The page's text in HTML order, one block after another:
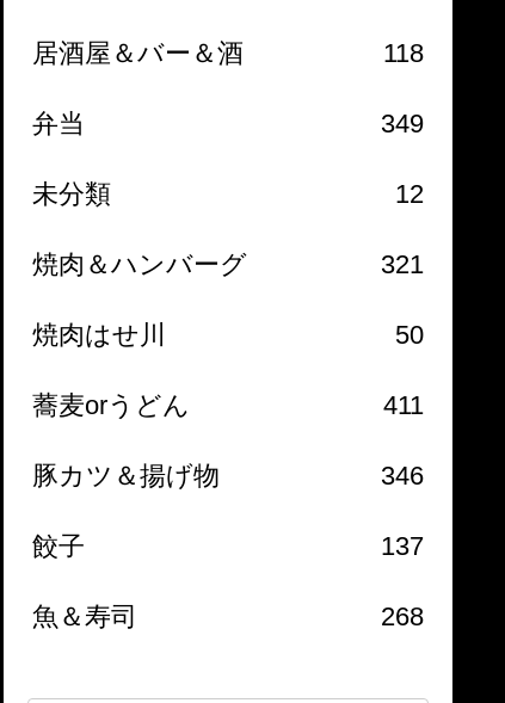
居酒屋＆バー＆酒 118
弁当 349
未分類 12
焼肉＆ハンバーグ 321
焼肉はせ川 50
蕎麦orうどん 411
豚カツ＆揚げ物 346
餃子 137
魚＆寿司 268